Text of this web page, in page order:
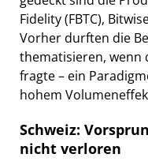
Fidelity (FBTC),
Vorher durften die
thematisieren, wenn
fragte – ein
hohem
Schweiz:
nicht verloren